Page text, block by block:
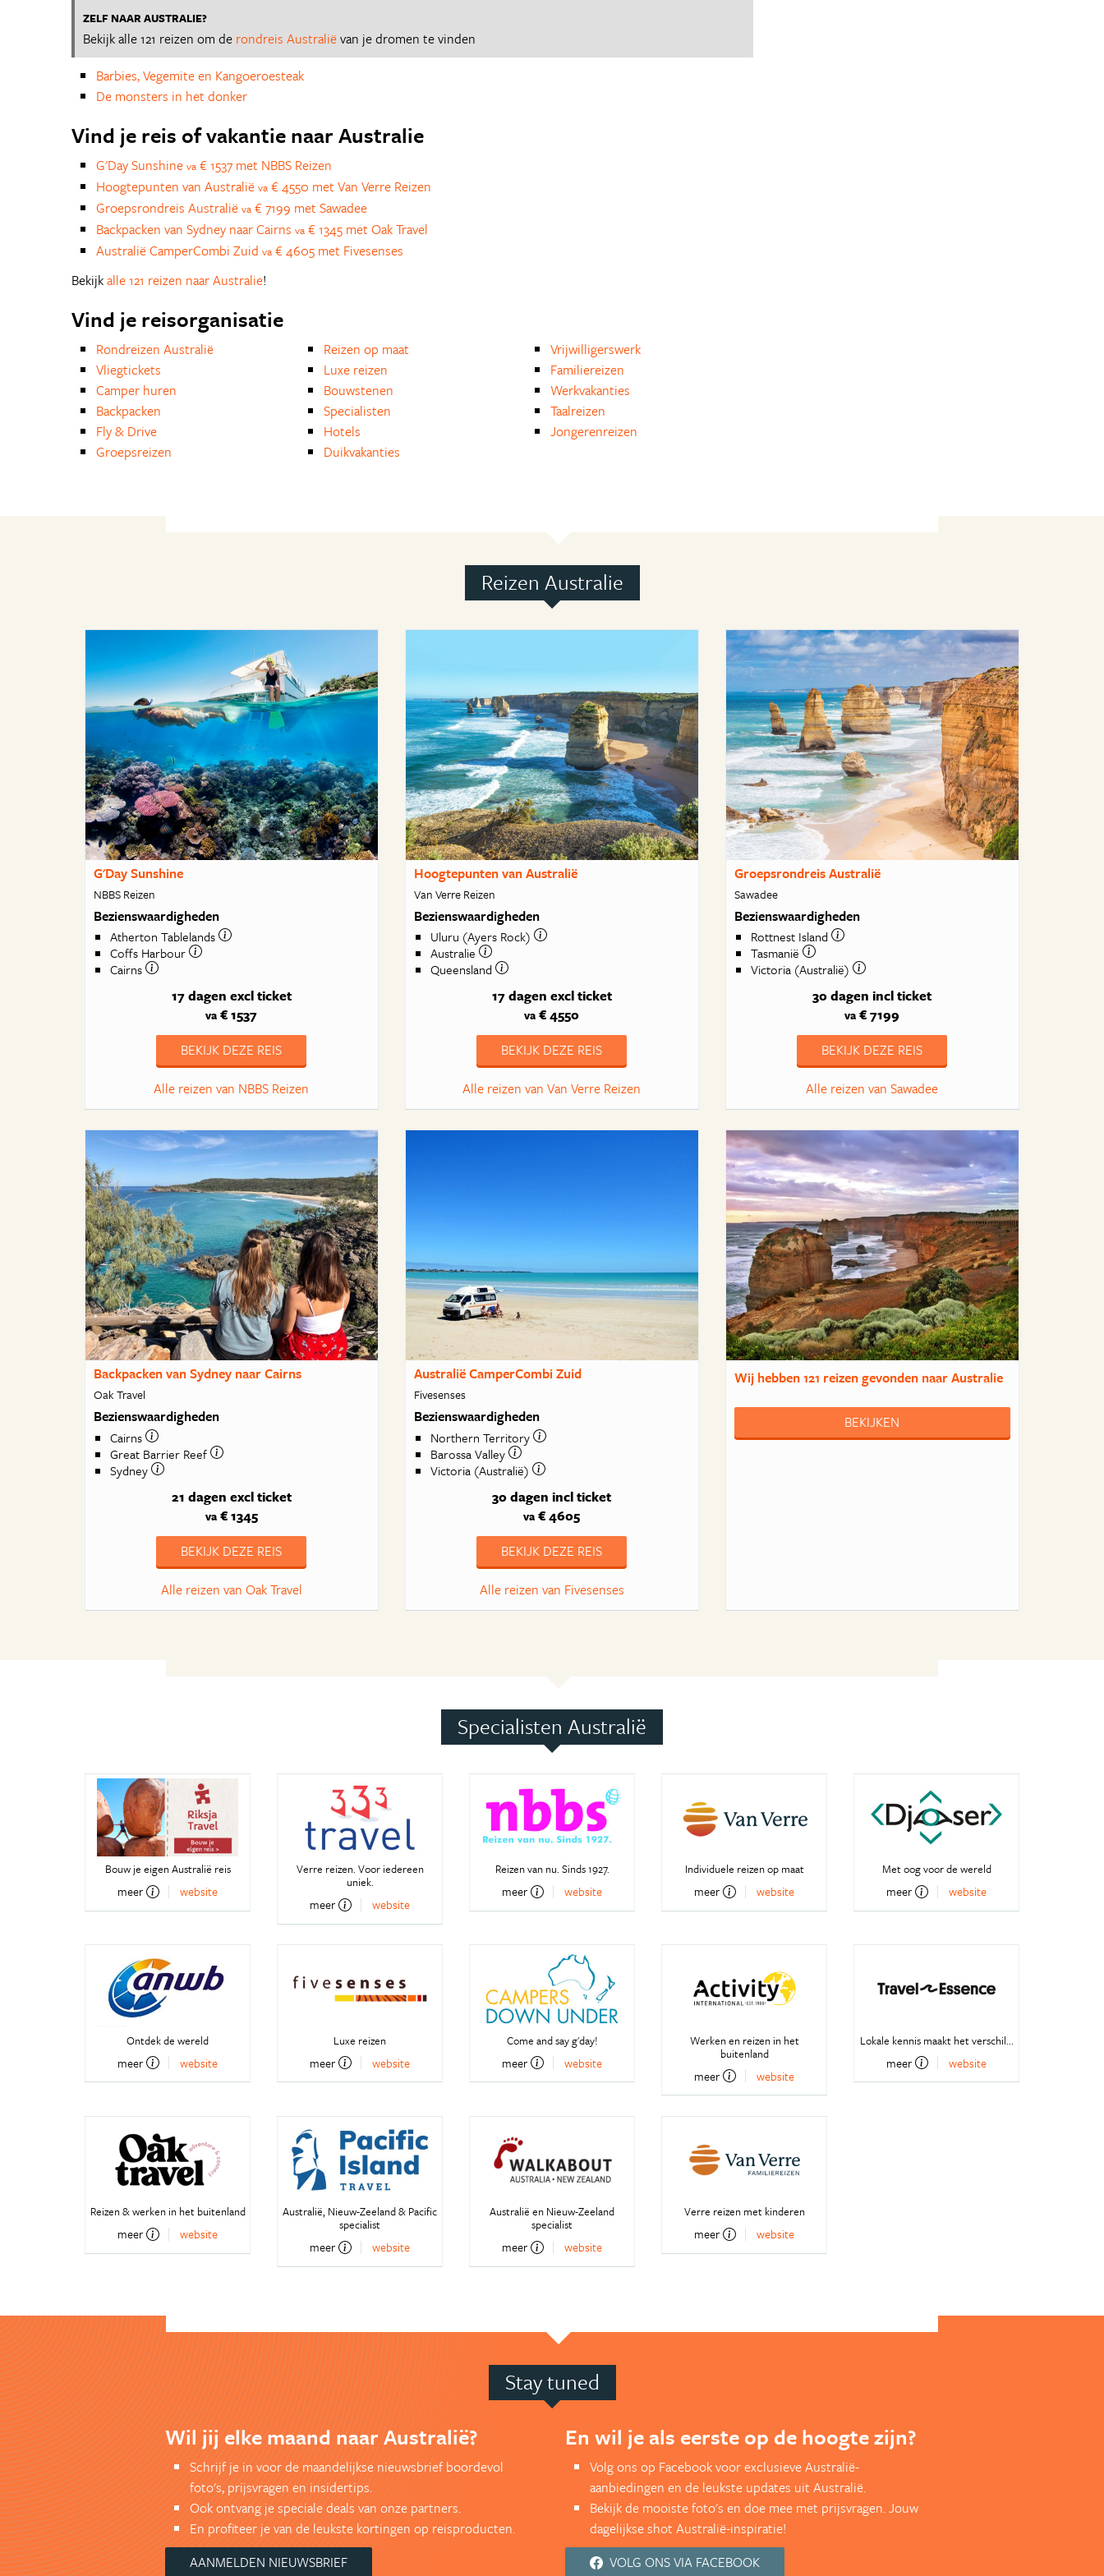
ZELF NAAR AUSTRALIE?
Bekijk alle 121 reizen om de rondreis Australiëvan je dromen te vinden
Barbies, Vegemite en Kangoeroesteak
De monsters in het donker
Vind je reis of vakantie naar Australie
G'Day Sunshine va € 1537 met NBBS Reizen
Hoogtepunten van Australië va € 4550 met Van Verre Reizen
Groepsrondreis Australië va € 7199 met Sawadee
Backpacken van Sydney naar Cairns va € 1345 met Oak Travel
Australië CamperCombi Zuid va € 4605 met Fivesenses
Bekijkalle 121 reizen naar Australie!
Vind je reisorganisatie
Rondreizen Australië
Vliegtickets
Camper huren
Backpacken
Fly & Drive
Groepsreizen
Reizen op maat
Luxe reizen
Bouwstenen
Specialisten
Hotels
Duikvakanties
Vrijwilligerswerk
Familiereizen
Werkvakanties
Taalreizen
Jongerenreizen
Reizen Australie
G'Day Sunshine
NBBS Reizen
Bezienswaardigheden
Atherton Tablelands
Coffs Harbour
Cairns
17 dagen excl ticket
va € 1537
BEKIJK DEZE REIS
Alle reizen van NBBS Reizen
Hoogtepunten van Australië
Van Verre Reizen
Bezienswaardigheden
Uluru (Ayers Rock)
Australie
Queensland
17 dagen excl ticket
va € 4550
BEKIJK DEZE REIS
Alle reizen van Van Verre Reizen
Groepsrondreis Australië
Sawadee
Bezienswaardigheden
Rottnest Island
Tasmanië
Victoria (Australië)
30 dagen incl ticket
va € 7199
BEKIJK DEZE REIS
Alle reizen van Sawadee
Backpacken van Sydney naar Cairns
Oak Travel
Bezienswaardigheden
Cairns
Great Barrier Reef
Sydney
21 dagen excl ticket
va€ 1345
BEKIJK DEZE REIS
Alle reizen van Oak Travel
Australië CamperCombi Zuid
Fivesenses
Bezienswaardigheden
Northern Territory
Barossa Valley
Victoria (Australië)
30 dagen incl ticket
va € 4605
BEKIJK DEZE REIS
Alle reizen van Fivesenses
Wij hebben121 reizengevonden naar Australie
BEKIJKEN
Specialisten Australië
Bouw je eigen Australië reis
meer website
Verre reizen. Voor iedereen
uniek.
meer website
Reizen van nu. Sinds 1927.
meer website
Individuele reizen op maat
meer website
Met oog voor de wereld
meer website
Ontdek de wereld
meer website
Luxe reizen
meer website
Come and say g'day!
meer website
Werken en reizen in het
buitenland
meer website
Lokale kennis maakt het verschil...
meer website
Reizen & werken in het buitenland
meer website
Australië, Nieuw-Zeeland & Pacific
specialist
meer website
Australië en Nieuw-Zeeland
specialist
meer website
Verre reizen met kinderen
meer website
Stay tuned
Wil jij elke maand naar Australië?
Schrijf je in voor de maandelijkse nieuwsbrief boordevol
foto's, prijsvragen en insidertips.
Ook ontvang je speciale deals van onze partners.
En profiteer je van de leukste kortingen op reisproducten.
AANMELDEN NIEUWSBRIEF
En wil je als eerste op de hoogte zijn?
Volg ons op Facebook voor exclusieve Australië-
aanbiedingen en de leukste updates uit Australië.
Bekijk de mooiste foto's en doe mee met prijsvragen. Jouw
dagelijkse shot Australië-inspiratie!
VOLG ONS VIA FACEBOOK